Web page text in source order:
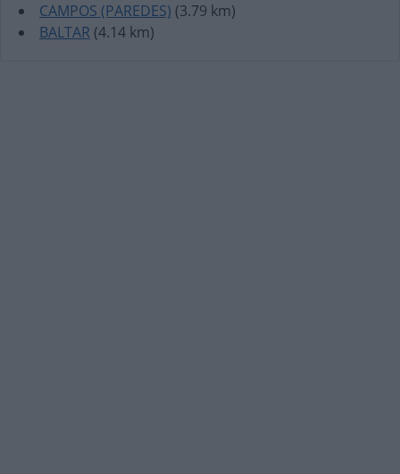
CAMPOS (PAREDES) (3.79 km)
BALTAR (4.14 km)